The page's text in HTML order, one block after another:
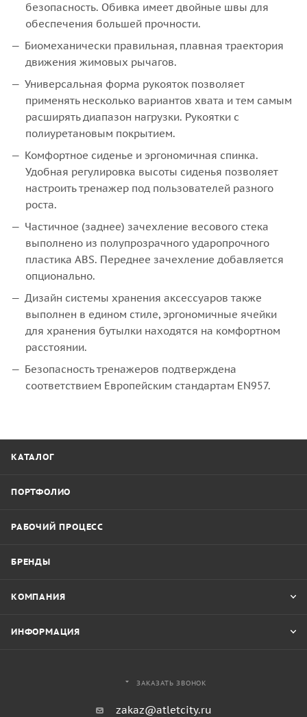
безопасность. Обивка имеет двойные швы для
обеспечения большей прочности.
Биомеханически правильная, плавная траектория
движения жимовых рычагов.
Универсальная форма рукояток позволяет
применять несколько вариантов хвата и тем самым
расширять диапазон нагрузки. Рукоятки с
полиуретановым покрытием.
Комфортное сиденье и эргономичная спинка.
Удобная регулировка высоты сиденья позволяет
настроить тренажер под пользователей разного
роста.
Частичное (заднее) зачехление весового стека
выполнено из полупрозрачного ударопрочного
пластика ABS. Переднее зачехление добавляется
опционально.
Дизайн системы хранения аксессуаров также
выполнен в едином стиле, эргономичные ячейки
для хранения бутылки находятся на комфортном
расстоянии.
Безопасность тренажеров подтверждена
соответствием Европейским стандартам EN957.
КАТАЛОГ
ПОРТФОЛИО
РАБОЧИЙ ПРОЦЕСС
БРЕНДЫ
КОМПАНИЯ
ИНФОРМАЦИЯ
ЗАКАЗАТЬ ЗВОНОК
zakaz@atletcity.ru